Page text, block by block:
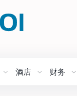
酒店 财务